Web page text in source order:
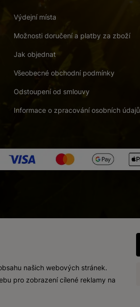
Výdejní místa
Možnosti doručení a platby za zboží
Jak objednat
Všeobecné obchodní podmínky
Odstoupení od smlouvy
Informace o zpracování osobních údajů
18 let.
našich webových stránek.
pro zobrazení cílené reklamy na